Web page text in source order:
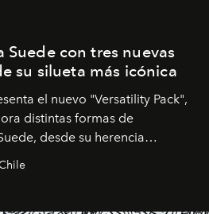
Suede con tres nuevas
su silueta más icónica
el nuevo "Versatility Pack",
distintas formas de
desde su herencia
moderna inspirada en el